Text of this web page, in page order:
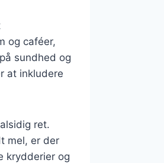
og caféer,
sundhed og
at inkludere
ret.
mel, er der
krydderier og